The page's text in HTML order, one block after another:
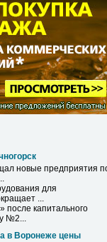
новые предприятия
для
...
после капитального
№2...
в Воронеже цены